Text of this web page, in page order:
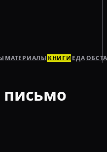
МАТЕРИАЛЫ КНИГИ ЕДА
письмо